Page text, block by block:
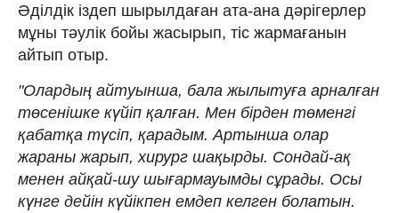
Әділдік іздеп шырылдаған ата-ана дәрігерлер
мұны тәулік бойы жасырып, тіс жармағанын
айтып отыр.
"Олардың айтуынша, бала жылытуға арналған
төсенішке күйіп қалған. Мен бірден төменгі
қабатқа түсіп, қарадым. Артынша олар
жараны жарып, хирург шақырды. Сондай-ақ
менен айқай-шу шығармауымды сұрады. Осы
күнге дейін күйікпен емдеп келген болатын.